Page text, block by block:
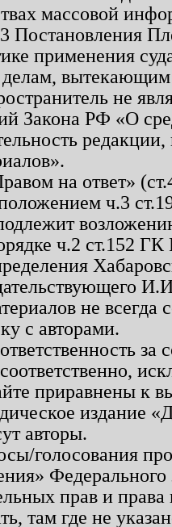
массовой
Постановления
применения
вытекающим
не
Закона РФ «О
на ответ»
ч.3
ч.2 ст.152
не
с авторами.
приравнены к
издание
авторы.
голосования
прав и
там где не